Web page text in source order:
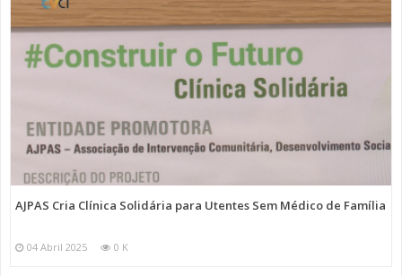
AJPAS Cria Clínica Solidária para Utentes Sem Médico de Família
04 Abril 2025 0 K